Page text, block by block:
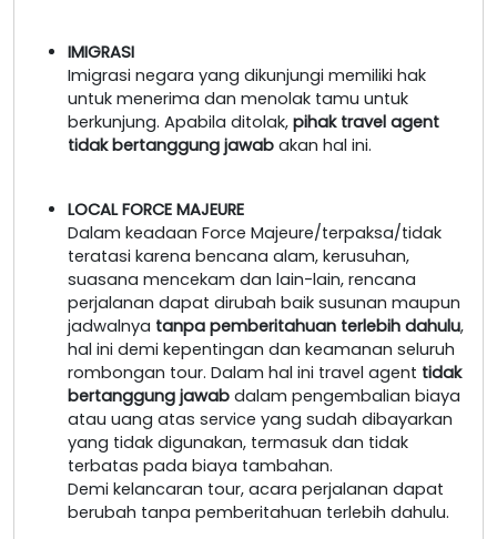
IMIGRASI
Imigrasi negara yang dikunjungi memiliki hak
untuk menerima dan menolak tamu untuk
berkunjung. Apabila ditolak, pihak travel agent
tidak bertanggung jawab akan hal ini.
LOCAL FORCE MAJEURE
Dalam keadaan Force Majeure/terpaksa/tidak
teratasi karena bencana alam, kerusuhan,
suasana mencekam dan lain-lain, rencana
perjalanan dapat dirubah baik susunan maupun
jadwalnya tanpa pemberitahuan terlebih dahulu,
hal ini demi kepentingan dan keamanan seluruh
rombongan tour. Dalam hal ini travel agent tidak
bertanggung jawab dalam pengembalian biaya
atau uang atas service yang sudah dibayarkan
yang tidak digunakan, termasuk dan tidak
terbatas pada biaya tambahan.
Demi kelancaran tour, acara perjalanan dapat
berubah tanpa pemberitahuan terlebih dahulu.